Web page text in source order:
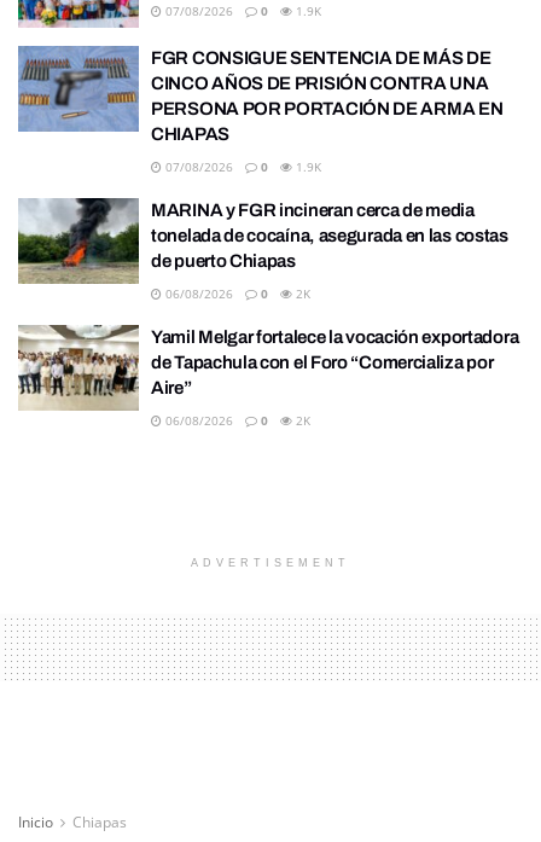
07/08/2026 0 1.9K
FGR CONSIGUE SENTENCIA DE MÁS DE
CINCO AÑOS DE PRISIÓN CONTRA UNA
PERSONA POR PORTACIÓN DE ARMA EN
CHIAPAS
07/08/2026 0 1.9K
MARINA y FGR incineran cerca de media
tonelada de cocaína, asegurada en las costas
de puerto Chiapas
06/08/2026 0 2K
Yamil Melgar fortalece la vocación exportadora
de Tapachula con el Foro “Comercializa por
Aire”
06/08/2026 0 2K
ADVERTISEMENT
Inicio Chiapas